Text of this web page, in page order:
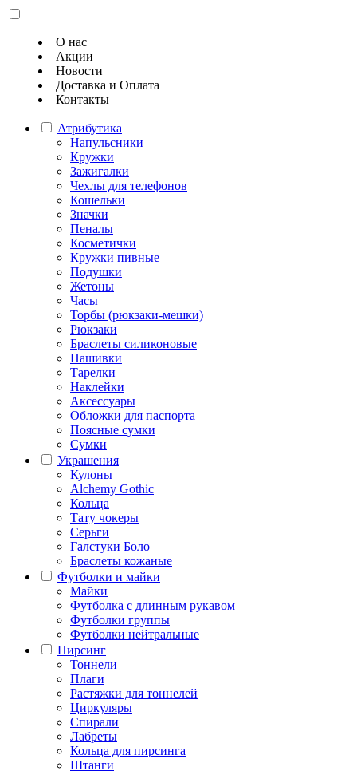
О нас
Акции
Новости
Доставка и Оплата
Контакты
Атрибутика
Напульсники
Кружки
Зажигалки
Чехлы для телефонов
Кошельки
Значки
Пеналы
Косметички
Кружки пивные
Подушки
Жетоны
Часы
Торбы (рюкзаки-мешки)
Рюкзаки
Браслеты силиконовые
Нашивки
Тарелки
Наклейки
Аксессуары
Обложки для паспорта
Поясные сумки
Сумки
Украшения
Кулоны
Alchemy Gothic
Кольца
Тату чокеры
Серьги
Галстуки Боло
Браслеты кожаные
Футболки и майки
Майки
Футболка с длинным рукавом
Футболки группы
Футболки нейтральные
Пирсинг
Тоннели
Плаги
Растяжки для тоннелей
Циркуляры
Спирали
Лабреты
Кольца для пирсинга
Штанги